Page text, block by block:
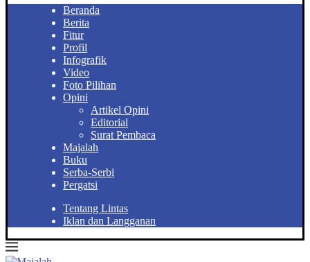
Beranda
Berita
Fitur
Profil
Infografik
Video
Foto Pilihan
Opini
Artikel Opini
Editorial
Surat Pembaca
Majalah
Buku
Serba-Serbi
Pergatsi
Tentang Lintas
Iklan dan Langganan